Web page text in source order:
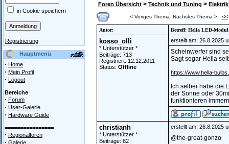
in Cookie speichern
Registrierung
Hauptmenü
· Home
· Mein Profil
· Logout
Bereiche
· Forum
· User-Galerie
· Hardware Guide
================
· Regionalforen
· Galerie
Foren Übersicht > Technik und Tuning >
< Voriges Thema Nächstes Thema > <<
Autor: Betreff: Hella LED-
kosso_olli
* Unterstützer *
Beiträge: 713
Registriert: 12.12.2011
Status: Offline
erstellt am: 26.8.2025
Scheinwerfer sind
Sagt sogar Hella
https://www.hella-
Ich selber habe die
der Sonne oder
funktionieren
christianh
* Unterstützer *
Beiträge: 82
erstellt am: 26.8.2025
@the-great-gonzo